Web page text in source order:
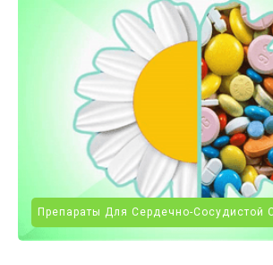
Препараты Для Сердечно-Сосудистой